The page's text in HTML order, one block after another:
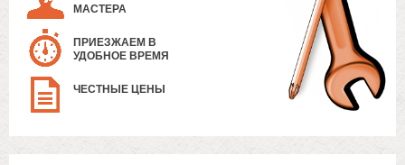
МАСТЕРА
ПРИЕЗЖАЕМ В
УДОБНОЕ ВРЕМЯ
ЧЕСТНЫЕ ЦЕНЫ